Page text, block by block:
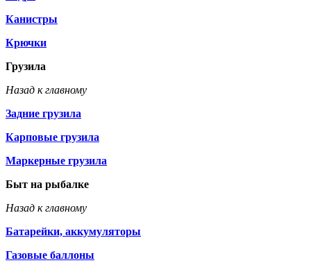
Канистры
Крючки
Грузила
Назад к главному
Задние грузила
Карповые грузила
Маркерные грузила
Быт на рыбалке
Назад к главному
Батарейки, аккумуляторы
Газовые баллоны